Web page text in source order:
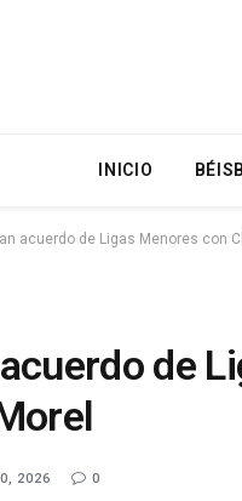
INICIO
acuerdo de Ligas Menores con
de
2026 0